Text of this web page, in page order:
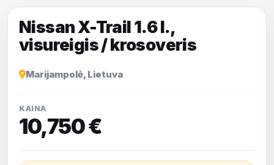
Rodyti visas
nuotraukas
Nissan X-Trail 1.6 l.,
visureigis / krosoveris
Marijampolė, Lietuva
KAINA
10,750 €